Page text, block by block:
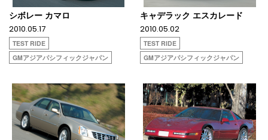
シボレー カマロ
2010.05.17
TEST RIDE
GMアジアパシフィックジャパン
キャデラック エスカレード
2010.05.02
TEST RIDE
GMアジアパシフィックジャパン